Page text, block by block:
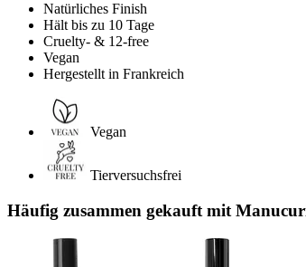
Natürliches Finish
Hält bis zu 10 Tage
Cruelty- & 12-free
Vegan
Hergestellt in Frankreich
Vegan
Tierversuchsfrei
Häufig zusammen gekauft mit